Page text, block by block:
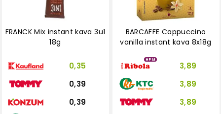
FRANCK Mix instant kava 3u1
18g
0,35
0,39
0,39
BARCAFFE Cappuccino
vanilla instant kava 8x18g
HPM
3,89
3,89
3,89